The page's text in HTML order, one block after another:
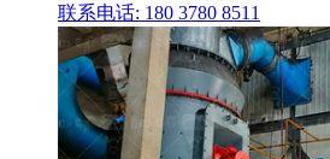
联系电话: 180 3780 8511